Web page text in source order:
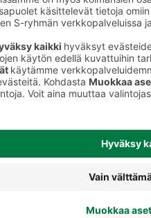
Muu tuore valmisruoka